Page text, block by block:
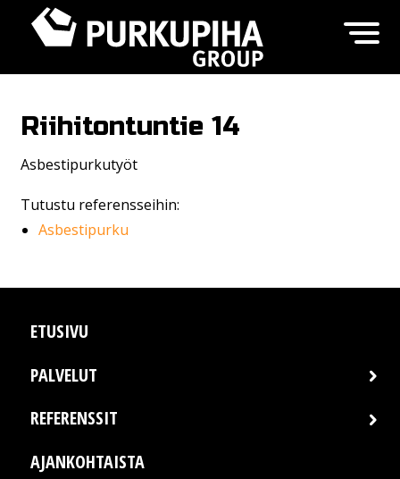
Riihitontuntie 14
Asbestipurkutyöt
Tutustu referensseihin:
Asbestipurku
ETUSIVU
PALVELUT
REFERENSSIT
AJANKOHTAISTA